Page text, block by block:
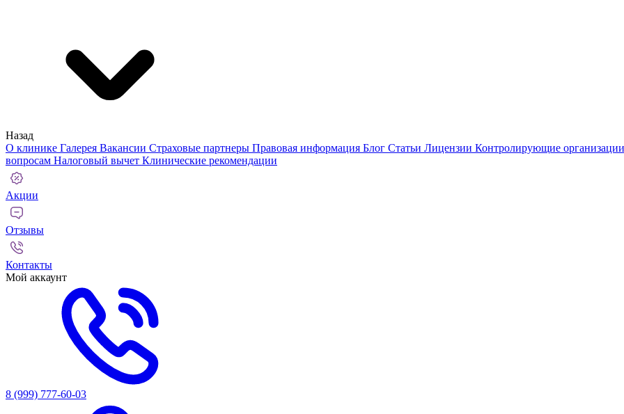
Назад
О клинике Галерея Вакансии Страховые партнеры Правовая информация Блог Статьи Лицензии Контролирующие организации
вопросам Налоговый вычет Клинические рекомендации
Акции
Отзывы
Контакты
Мой аккаунт
8 (999) 777-60-03